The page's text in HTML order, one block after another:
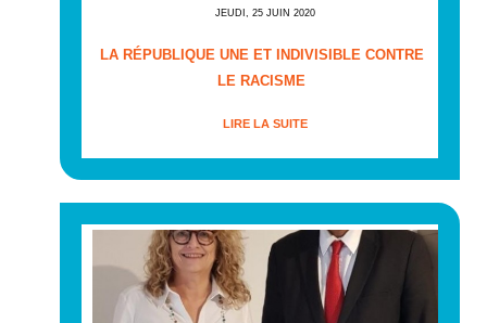
JEUDI, 25 JUIN 2020
LA RÉPUBLIQUE UNE ET INDIVISIBLE CONTRE
LE RACISME
LIRE LA SUITE